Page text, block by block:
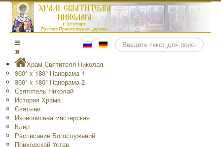
Поиск
Храм Святителя Николая
360° x 180° Панорама-1
360° x 180° Панорама-2
Святитель Николай
История Храма
Святыни
Иконописная мастерская
Клир
Расписание Богослужений
Приходской Устав